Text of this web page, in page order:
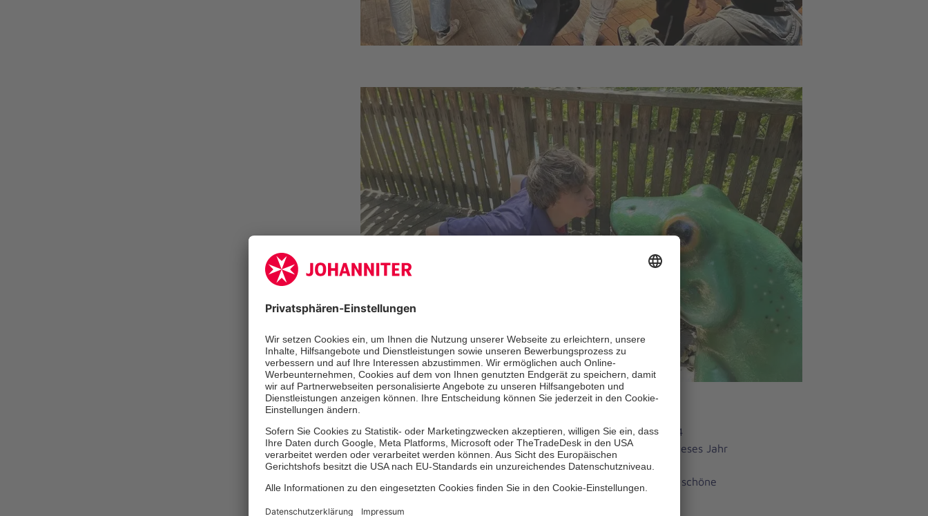
Mit 21 Freiwilligen, 22 Gästen, einem Team von 4
Küchenmamas und einem „Spüli“ ging es auch dieses Jahr
wieder auf den wunderschönen Hof am Klint in
Heidmühlen in Schleswig-Holstein. Es sollte eine schöne